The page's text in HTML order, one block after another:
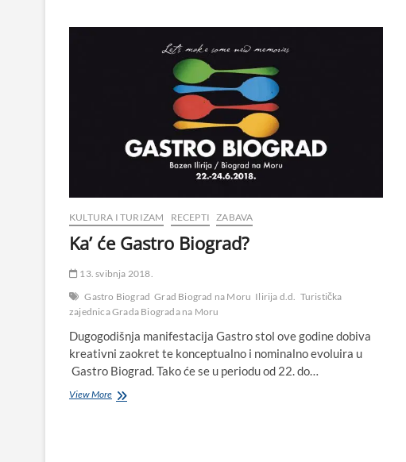
KULTURA I TURIZAM RECEPTI ZABAVA
Ka’ će Gastro Biograd?
13. svibnja 2018.
Gastro Biograd Grad Biograd na Moru Ilirija d.d. Turistička
zajednica Grada Biograda na Moru
Dugogodišnja manifestacija Gastro stol ove godine dobiva
kreativni zaokret te konceptualno i nominalno evoluira u
Gastro Biograd. Tako će se u periodu od 22. do…
View MoreKa’